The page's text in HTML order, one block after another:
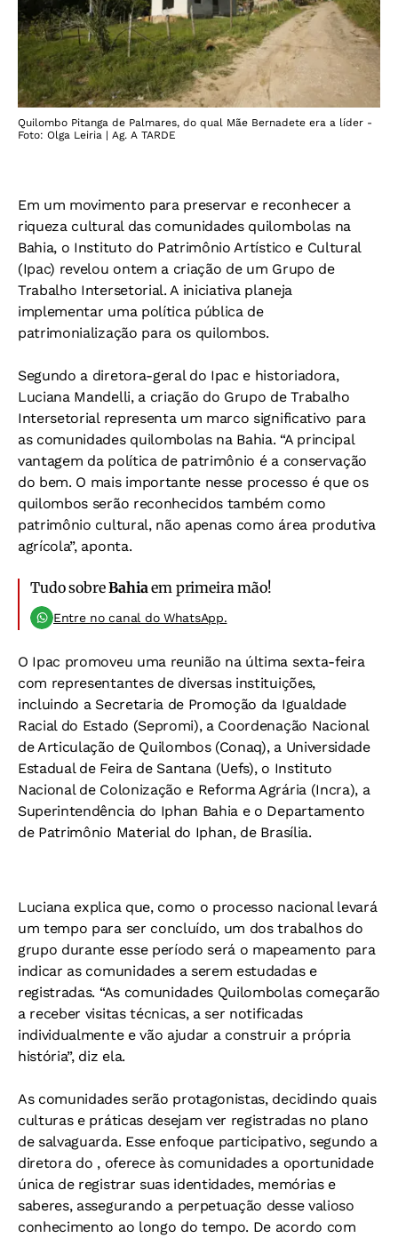
Quilombo Pitanga de Palmares, do qual Mãe Bernadete era a líder -
Foto: Olga Leiria | Ag. A TARDE
Em um movimento para preservar e reconhecer a
riqueza cultural das comunidades quilombolas na
Bahia, o Instituto do Patrimônio Artístico e Cultural
(Ipac) revelou ontem a criação de um Grupo de
Trabalho Intersetorial. A iniciativa planeja
implementar uma política pública de
patrimonialização para os quilombos.
Segundo a diretora-geral do Ipac e historiadora,
Luciana Mandelli, a criação do Grupo de Trabalho
Intersetorial representa um marco significativo para
as comunidades quilombolas na Bahia. “A principal
vantagem da política de patrimônio é a conservação
do bem. O mais importante nesse processo é que os
quilombos serão reconhecidos também como
patrimônio cultural, não apenas como área produtiva
agrícola”, aponta.
Tudo sobreBahiaem primeira mão!
Entre no canal do WhatsApp.
O Ipac promoveu uma reunião na última sexta-feira
com representantes de diversas instituições,
incluindo a Secretaria de Promoção da Igualdade
Racial do Estado (Sepromi), a Coordenação Nacional
de Articulação de Quilombos (Conaq), a Universidade
Estadual de Feira de Santana (Uefs), o Instituto
Nacional de Colonização e Reforma Agrária (Incra), a
Superintendência do Iphan Bahia e o Departamento
de Patrimônio Material do Iphan, de Brasília.
Luciana explica que, como o processo nacional levará
um tempo para ser concluído, um dos trabalhos do
grupo durante esse período será o mapeamento para
indicar as comunidades a serem estudadas e
registradas. “As comunidades Quilombolas começarão
a receber visitas técnicas, a ser notificadas
individualmente e vão ajudar a construir a própria
história”, diz ela.
As comunidades serão protagonistas, decidindo quais
culturas e práticas desejam ver registradas no plano
de salvaguarda. Esse enfoque participativo, segundo a
diretora do , oferece às comunidades a oportunidade
única de registrar suas identidades, memórias e
saberes, assegurando a perpetuação desse valioso
conhecimento ao longo do tempo. De acordo com